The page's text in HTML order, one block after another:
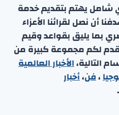
شامل يهتم بتقديم خدمة
أن نصل لقرائنا الأعزاء
بما يليق بقواعد وقيم
لكم مجموعة كبيرة من
التالية،الأخبار العالمية
،فن،أخبار
.